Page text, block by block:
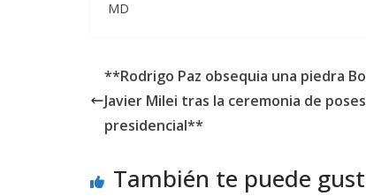
MD
**Rodrigo Paz obsequia una piedra
Javier Milei tras la ceremonia de
presidencial**
También te puede